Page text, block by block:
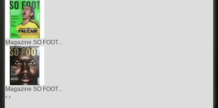
Magazine SO FOOT...
Magazine SO FOOT...
‹ ›